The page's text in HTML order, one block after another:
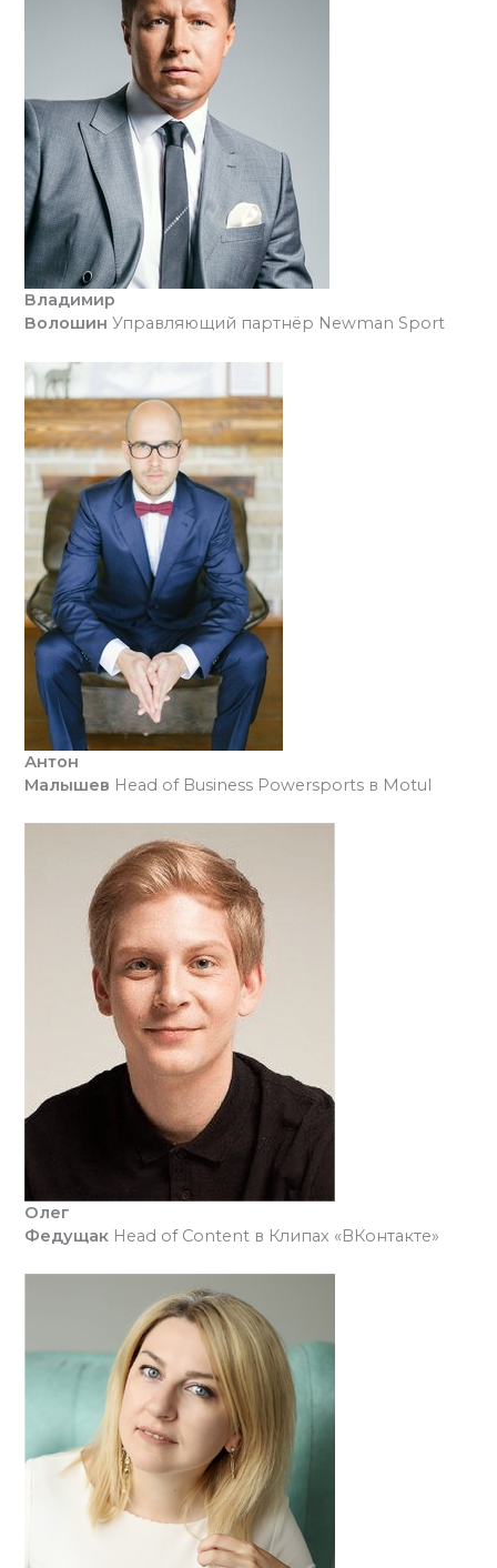
Владимир
ВолошинУправляющий партнёр Newman Sport
Антон
Малышев Head of Business Powersports в Motul
Олег
Федущак Head of Content в Клипах «ВКонтакте»